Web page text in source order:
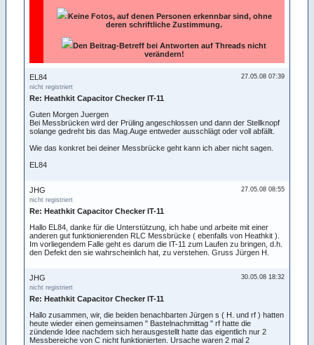
Keine Fotos, auf denen Personen erkennbar sind, ohne
deren schriftliche Zustimmung.
Den Beitrag-Betreff bei Antworten auf Threads nicht
verändern!
27.05.08 07:39
EL84
nicht registriert
Re: Heathkit Capacitor Checker IT-11
Guten Morgen Juergen
Bei Messbrücken wird der Prüling angeschlossen und dann der Stellknopf
solange gedreht bis das Mag.Auge entweder ausschlägt oder voll abfällt.
Wie das konkret bei deiner Messbrücke geht kann ich aber nicht sagen.
EL84
27.05.08 08:55
JHG
nicht registriert
Re: Heathkit Capacitor Checker IT-11
Hallo EL84, danke für die Unterstützung, ich habe und arbeite mit einer
anderen gut funktionierenden RLC Messbrücke ( ebenfalls von Heathkit ).
Im vorliegendem Falle geht es darum die IT-11 zum Laufen zu bringen, d.h.
den Defekt den sie wahrscheinlich hat, zu verstehen. Gruss Jürgen H.
30.05.08 18:32
JHG
nicht registriert
Re: Heathkit Capacitor Checker IT-11
Hallo zusammen, wir, die beiden benachbarten Jürgen s ( H. und rf ) hatten
heute wieder einen gemeinsamen " Bastelnachmittag " rf hatte die
zündende Idee nachdem sich herausgestellt hatte das eigentlich nur 2
Messbereiche von C nicht funktionierten. Ursache waren 2 mal 2